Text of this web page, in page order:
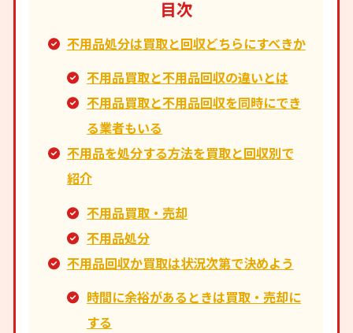
目次
不用品処分は買取と回収どちらにすべきか
不用品買取と不用品回収の違いとは
不用品買取と不用品回収を同時にでき
る業者もいる
不用品を処分する方法を買取と回収別で
紹介
不用品買取・売却
不用品処分
不用品回収か買取は状況次第で決めよう
時間に余裕があるときは買取・売却に
する